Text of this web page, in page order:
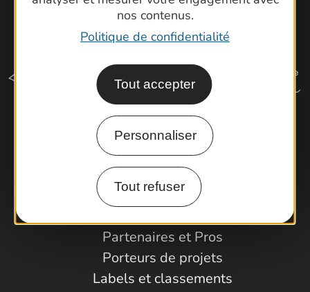
nos contenus.
Politique de confidentialité
Tout accepter
Personnaliser
Tout refuser
Comment venir ?
Espace Pro
Partenaires et Pros
Porteurs de projets
Labels et classements